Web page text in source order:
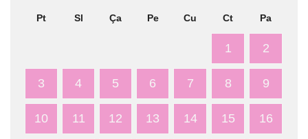
Pt Sl Ça Pe Cu Ct Pa
1 2
3 4 5 6 7 8 9
10 11 12 13 14 15 16